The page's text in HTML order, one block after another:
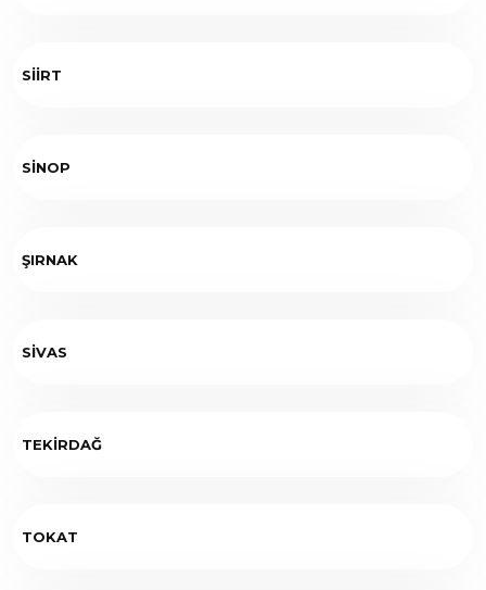
SİİRT
SİNOP
ŞIRNAK
SİVAS
TEKİRDAĞ
TOKAT